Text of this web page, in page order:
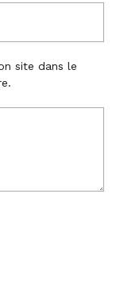
site dans le